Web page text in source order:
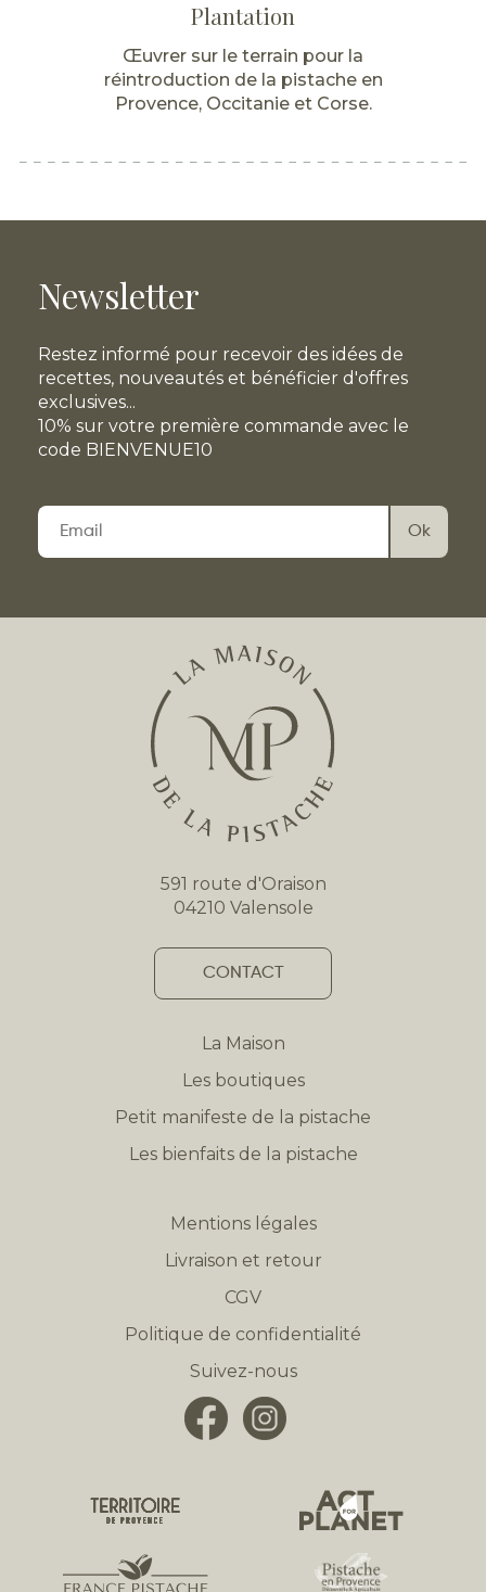
Plantation
Œuvrer sur le terrain pour la
réintroduction de la pistache en
Provence, Occitanie et Corse.
Newsletter
Restez informé pour recevoir des idées de
recettes, nouveautés et bénéficier d'offres
exclusives...
10% sur votre première commande avec le
code BIENVENUE10
Veuillez
laisser
591 route d'Oraison
04210 Valensole
CONTACT
La Maison
Les boutiques
Petit manifeste de la pistache
Les bienfaits de la pistache
Mentions légales
Livraison et retour
CGV
Politique de confidentialité
Suivez-nous